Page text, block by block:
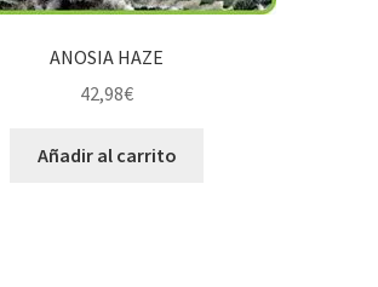
ANOSIA HAZE
42,98€
Añadir al carrito